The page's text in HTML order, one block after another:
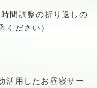
間調整の折り返しの
ください）
活用したお昼寝サー